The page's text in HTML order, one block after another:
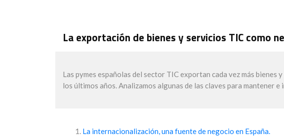
La exportación de bienes y servicios TIC como
Las pymes españolas del sector TIC exportan cada vez más
los últimos años. Analizamos algunas de las claves para mantener
La internacionalización, una fuente de negocio en España.